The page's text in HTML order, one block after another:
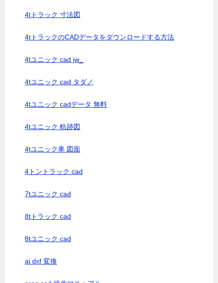
4tトラック 寸法図
4tトラックのCADデータをダウンロードする方法
4tユニック cad jw_
4tユニック cad タダノ
4tユニック cadデータ 無料
4tユニック 軌跡図
4tユニック車 図面
4トントラック cad
7tユニック cad
8tトラック cad
8tユニック cad
ai dxf 変換